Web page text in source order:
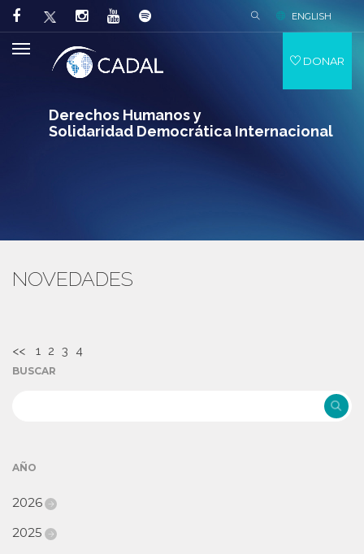
Derechos Humanos y
Solidaridad Democrática Internacional
ENGLISH
DONAR
NOVEDADES
<< 1 2 3 4
BUSCAR
AÑO
2026
2025